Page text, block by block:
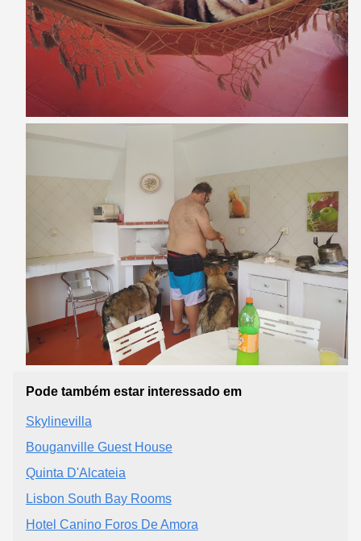
Pode também estar interessado em
Skylinevilla
Bouganville Guest House
Quinta D'Alcateia
Lisbon South Bay Rooms
Hotel Canino Foros De Amora